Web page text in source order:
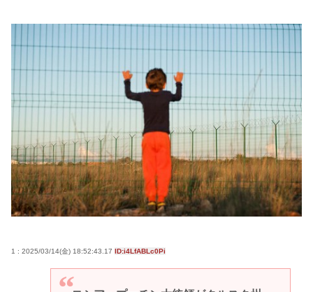
1 : 2025/03/14(金) 18:52:43.17 ID:i4LfABLc0Pi